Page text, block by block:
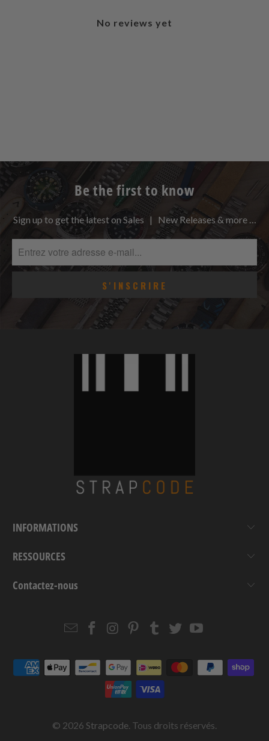
No reviews yet
Be the first to know
Sign up to get the latest on Sales | New Releases & more …
INFORMATIONS
RESSOURCES
Contactez-nous
EmailStrapcode
Facebook
Strapcode
Instagram
Strapcode
Pinterest
Strapcode
Tumblr
Strapcode
TwitterYouTube
© 2026 Strapcode. Tous droits réservés.